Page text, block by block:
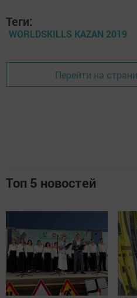
Теги:
WORLDSKILLS KAZAN 2019
Перейти на
Топ 5 новостей